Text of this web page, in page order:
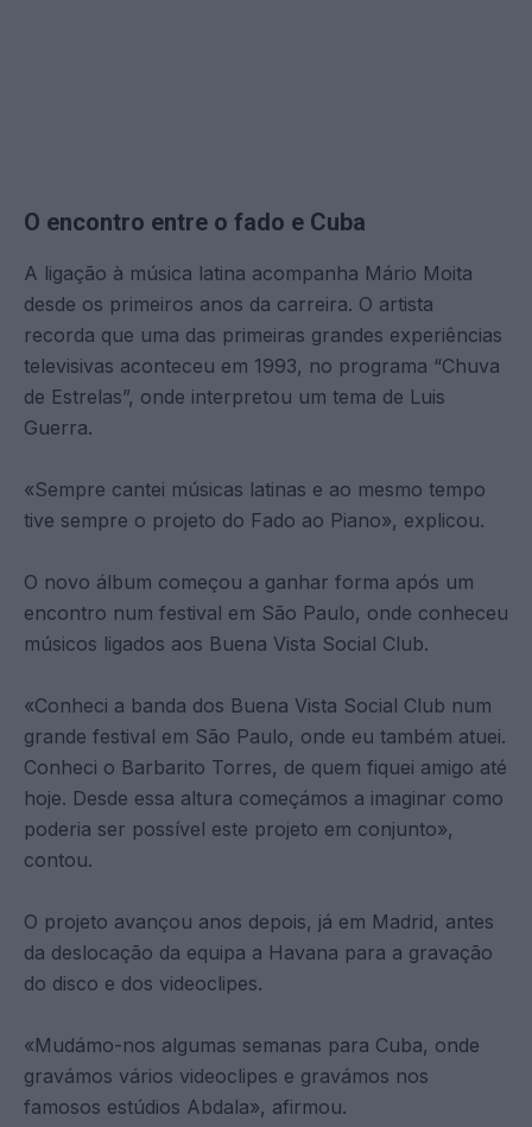
O encontro entre o fado e Cuba
A ligação à música latina acompanha Mário Moita
desde os primeiros anos da carreira. O artista
recorda que uma das primeiras grandes experiências
televisivas aconteceu em 1993, no programa “Chuva
de Estrelas”, onde interpretou um tema de Luis
Guerra.
«Sempre cantei músicas latinas e ao mesmo tempo
tive sempre o projeto do Fado ao Piano», explicou.
O novo álbum começou a ganhar forma após um
encontro num festival em São Paulo, onde conheceu
músicos ligados aos Buena Vista Social Club.
«Conheci a banda dos Buena Vista Social Club num
grande festival em São Paulo, onde eu também atuei.
Conheci o Barbarito Torres, de quem fiquei amigo até
hoje. Desde essa altura começámos a imaginar como
poderia ser possível este projeto em conjunto»,
contou.
O projeto avançou anos depois, já em Madrid, antes
da deslocação da equipa a Havana para a gravação
do disco e dos videoclipes.
«Mudámo-nos algumas semanas para Cuba, onde
gravámos vários videoclipes e gravámos nos
famosos estúdios Abdala», afirmou.